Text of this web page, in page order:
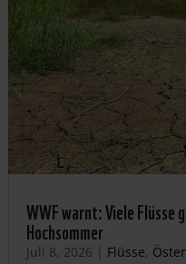
WWF warnt: Viele Flüsse
Hochsommer
Juli 8, 2026 | Flüsse,